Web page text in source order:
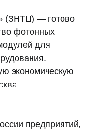
(ЗНТЦ) — готово
фотонных
для
экономическую
предприятий,